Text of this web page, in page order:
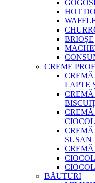
HOT
BRIOȘE
CREME
LAPTE
SUSAN
BĂUTURI